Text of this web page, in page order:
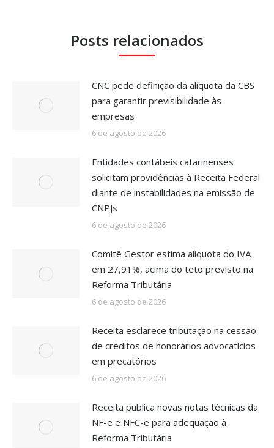
Posts relacionados
CNC pede definição da alíquota da CBS
para garantir previsibilidade às
empresas
6 de agosto de 2026
Entidades contábeis catarinenses
solicitam providências à Receita Federal
diante de instabilidades na emissão de
CNPJs
6 de agosto de 2026
Comitê Gestor estima alíquota do IVA
em 27,91%, acima do teto previsto na
Reforma Tributária
6 de agosto de 2026
Receita esclarece tributação na cessão
de créditos de honorários advocatícios
em precatórios
6 de agosto de 2026
Receita publica novas notas técnicas da
NF-e e NFC-e para adequação à
Reforma Tributária